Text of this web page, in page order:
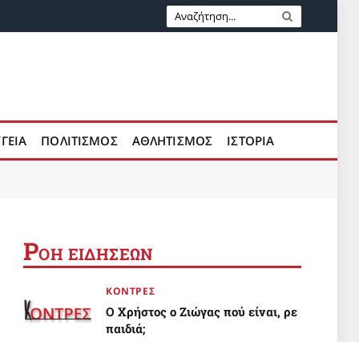
ΠΟΛΙΤΙΣΜΟΣ ΑΘΛΗΤΙΣΜΟΣ ΙΣΤΟΡΙΑ
ΡΟΗ ΕΙΔΗΣΕΩΝ
ΚΟΝΤΡΕΣ
Ο Χρήστος ο Ζιώγας πού είναι, ρε
παιδιά;